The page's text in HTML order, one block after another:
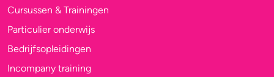
Cursussen & Trainingen
Particulier onderwijs
Bedrijfsopleidingen
Incompany training